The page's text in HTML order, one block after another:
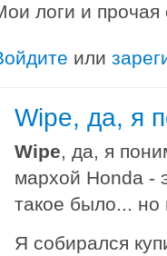
логи и
или
Wipe, да, я
Wipe, да, я
мархой Honda -
такое было... но
Я собирался